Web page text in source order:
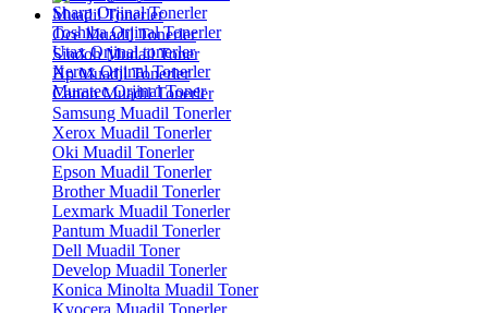
Sharp Orjinal Tonerler
Toshiba Orjinal Tonerler
Utax Orjinal tonerler
Xerox Orjinal Tonerler
Muratec Orjinal Toner
Muadil Tonerler
Oce Muadil Tonerler
Sindoh Mudail Toner
Hp Muadil Tonerler
Canon Muadil Tonerler
Samsung Muadil Tonerler
Xerox Muadil Tonerler
Oki Muadil Tonerler
Epson Muadil Tonerler
Brother Muadil Tonerler
Lexmark Muadil Tonerler
Pantum Muadil Tonerler
Dell Muadil Toner
Develop Muadil Tonerler
Konica Minolta Muadil Toner
Kyocera Muadil Tonerler